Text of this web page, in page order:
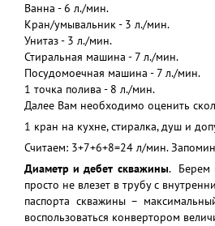
Ванна - 6 л./мин.
Кран/умывальник - 3 л./мин.
Унитаз - 3 л./мин.
Стиральная машина - 7 л./мин.
Посудомоечная машина - 7 л./мин.
1 точка полива - 8 л./мин.
Далее Вам необходимо оценить
1 кран на кухне, стиралка, душ и
Считаем: 3+7+6+8=24 л/мин.
Диаметр и дебет скважины. Берем
просто не влезет в трубу с
паспорта скважины –
воспользоваться конвертором